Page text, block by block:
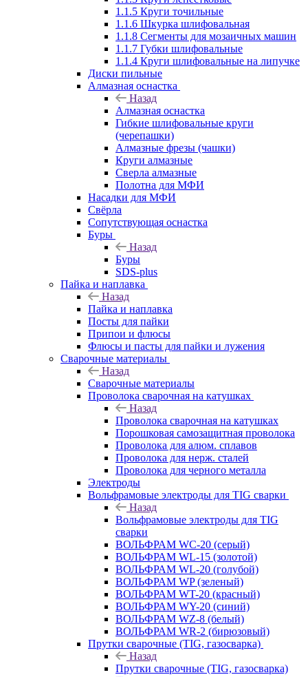
1.1.5 Круги точильные
1.1.6 Шкурка шлифовальная
1.1.8 Сегменты для мозаичных машин
1.1.7 Губки шлифовальные
1.1.4 Круги шлифовальные на липучке
Диски пильные
Алмазная оснастка
Назад
Алмазная оснастка
Гибкие шлифовальные круги
(черепашки)
Алмазные фрезы (чашки)
Круги алмазные
Сверла алмазные
Полотна для МФИ
Насадки для МФИ
Свёрла
Сопутствующая оснастка
Буры
Назад
Буры
SDS-plus
Пайка и наплавка
Назад
Пайка и наплавка
Посты для пайки
Припои и флюсы
Флюсы и пасты для пайки и лужения
Сварочные материалы
Назад
Сварочные материалы
Проволока сварочная на катушках
Назад
Проволока сварочная на катушках
Порошковая самозащитная проволока
Проволока для алюм. сплавов
Проволока для нерж. сталей
Проволока для черного металла
Электроды
Вольфрамовые электроды для TIG сварки
Назад
Вольфрамовые электроды для TIG
сварки
ВОЛЬФРАМ WC-20 (серый)
ВОЛЬФРАМ WL-15 (золотой)
ВОЛЬФРАМ WL-20 (голубой)
ВОЛЬФРАМ WP (зеленый)
ВОЛЬФРАМ WT-20 (красный)
ВОЛЬФРАМ WY-20 (синий)
ВОЛЬФРАМ WZ-8 (белый)
ВОЛЬФРАМ WR-2 (бирюзовый)
Прутки сварочные (TIG, газосварка)
Назад
Прутки сварочные (TIG, газосварка)